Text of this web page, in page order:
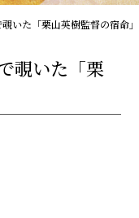
いた「栗山英樹監督の宿命」
覗いた「栗